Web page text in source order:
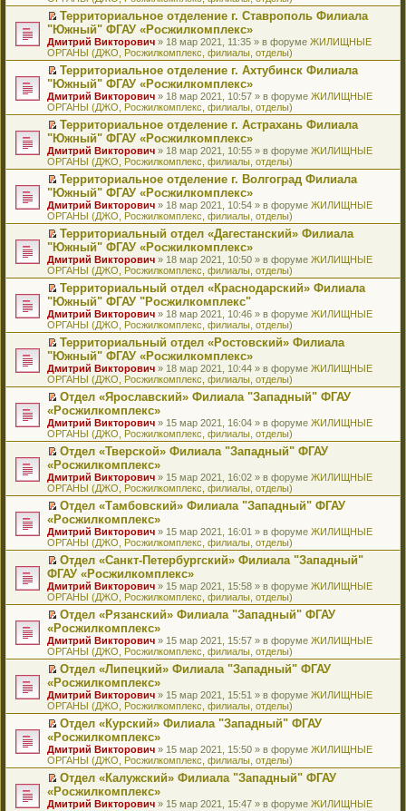
щ
е
н
и
ю
у
с
о
о
б
щ
е
н
и
ю
а
н
н
о
м
у
с
о
о
б
щ
е
н
и
ю
р
о
ч
и
т
а
н
н
о
м
у
с
о
о
б
щ
е
н
и
ю
м
у
н
е
п
р
о
ч
и
т
а
н
н
о
м
у
с
о
о
б
щ
е
н
и
ю
п
е
р
в
о
м
у
н
е
п
р
о
ч
и
т
а
н
н
о
м
у
с
о
о
б
щ
е
н
и
ю
е
й
т
и
к
п
е
р
в
о
м
у
н
е
п
р
о
ч
и
т
а
н
н
о
м
у
с
о
о
б
щ
е
н
и
ю
П
е
р
е
й
т
и
к
п
е
р
в
о
м
у
н
е
п
р
о
ч
и
т
а
н
н
о
м
у
с
о
о
б
щ
е
н
ю
Территориальное отделение г. Ставрополь Филиала
"Южный" ФГАУ «Росжилкомплекс»
Дмитрий Викторович » 18 мар 2021, 11:35 » в форуме ЖИЛИЩНЫЕ
ОРГАНЫ (ДЖО, Росжилкомплекс, филиалы, отделы)
П
е
р
е
й
т
и
к
п
е
р
в
о
м
у
н
е
п
р
о
ч
и
т
а
н
н
о
м
у
с
о
б
щ
е
н
ю
Территориальное отделение г. Ахтубинск Филиала
"Южный" ФГАУ «Росжилкомплекс»
Дмитрий Викторович » 18 мар 2021, 10:57 » в форуме ЖИЛИЩНЫЕ
ОРГАНЫ (ДЖО, Росжилкомплекс, филиалы, отделы)
П
е
р
е
й
т
и
к
п
е
р
в
о
м
у
н
е
п
р
о
ч
и
т
а
н
н
м
у
с
о
б
щ
е
н
ю
Территориальное отделение г. Астрахань Филиала
"Южный" ФГАУ «Росжилкомплекс»
Дмитрий Викторович » 18 мар 2021, 10:55 » в форуме ЖИЛИЩНЫЕ
ОРГАНЫ (ДЖО, Росжилкомплекс, филиалы, отделы)
П
е
р
е
й
т
и
к
п
е
р
в
о
м
у
н
е
п
р
о
ч
т
а
н
н
м
у
с
о
б
щ
е
н
и
ю
Территориальное отделение г. Волгоград Филиала
"Южный" ФГАУ «Росжилкомплекс»
Дмитрий Викторович » 18 мар 2021, 10:54 » в форуме ЖИЛИЩНЫЕ
ОРГАНЫ (ДЖО, Росжилкомплекс, филиалы, отделы)
П
е
р
е
й
т
и
к
п
е
р
в
о
м
у
н
п
р
о
ч
т
а
н
н
м
у
с
о
о
б
щ
е
н
ю
Территориальный отдел «Дагестанский» Филиала
"Южный" ФГАУ «Росжилкомплекс»
Дмитрий Викторович » 18 мар 2021, 10:50 » в форуме ЖИЛИЩНЫЕ
ОРГАНЫ (ДЖО, Росжилкомплекс, филиалы, отделы)
П
е
р
е
й
т
и
к
п
е
р
о
м
у
н
п
р
о
ч
т
а
н
н
о
м
у
с
о
б
щ
е
н
ю
Территориальный отдел «Краснодарский» Филиала
"Южный" ФГАУ "Росжилкомплекс"
Дмитрий Викторович » 18 мар 2021, 10:46 » в форуме ЖИЛИЩНЫЕ
ОРГАНЫ (ДЖО, Росжилкомплекс, филиалы, отделы)
П
е
р
е
й
т
к
п
е
р
о
м
у
н
п
р
о
ч
и
т
а
н
н
м
у
с
о
б
щ
е
н
ю
Территориальный отдел «Ростовский» Филиала
"Южный" ФГАУ «Росжилкомплекс»
Дмитрий Викторович » 18 мар 2021, 10:44 » в форуме ЖИЛИЩНЫЕ
ОРГАНЫ (ДЖО, Росжилкомплекс, филиалы, отделы)
П
р
е
й
т
к
п
е
р
о
м
у
н
е
п
р
о
ч
т
а
н
н
м
у
с
о
б
щ
е
н
ю
Отдел «Ярославский» Филиала "Западный" ФГАУ
«Росжилкомплекс»
Дмитрий Викторович » 15 мар 2021, 16:04 » в форуме ЖИЛИЩНЫЕ
ОРГАНЫ (ДЖО, Росжилкомплекс, филиалы, отделы)
П
р
е
й
т
к
п
е
р
в
о
м
у
н
п
р
о
ч
т
а
н
н
м
у
с
о
б
Отдел «Тверской» Филиала "Западный" ФГАУ
«Росжилкомплекс»
Дмитрий Викторович » 15 мар 2021, 16:02 » в форуме ЖИЛИЩНЫЕ
ОРГАНЫ (ДЖО, Росжилкомплекс, филиалы, отделы)
П
р
е
й
т
и
к
п
е
р
о
м
у
н
п
р
о
ч
т
а
н
н
м
Отдел «Тамбовский» Филиала "Западный" ФГАУ
«Росжилкомплекс»
Дмитрий Викторович » 15 мар 2021, 16:01 » в форуме ЖИЛИЩНЫЕ
ОРГАНЫ (ДЖО, Росжилкомплекс, филиалы, отделы)
П
е
р
е
й
т
к
п
е
р
о
м
у
н
п
р
о
ч
т
Отдел «Санкт-Петербургский» Филиала "Западный"
ФГАУ «Росжилкомплекс»
Дмитрий Викторович » 15 мар 2021, 15:58 » в форуме ЖИЛИЩНЫЕ
ОРГАНЫ (ДЖО, Росжилкомплекс, филиалы, отделы)
П
р
е
й
т
к
п
е
р
о
м
у
н
п
Отдел «Рязанский» Филиала "Западный" ФГАУ
«Росжилкомплекс»
Дмитрий Викторович » 15 мар 2021, 15:57 » в форуме ЖИЛИЩНЫЕ
ОРГАНЫ (ДЖО, Росжилкомплекс, филиалы, отделы)
П
р
е
й
т
к
п
е
р
о
Отдел «Липецкий» Филиала "Западный" ФГАУ
«Росжилкомплекс»
Дмитрий Викторович » 15 мар 2021, 15:51 » в форуме ЖИЛИЩНЫЕ
ОРГАНЫ (ДЖО, Росжилкомплекс, филиалы, отделы)
П
р
е
й
т
к
Отдел «Курский» Филиала "Западный" ФГАУ
«Росжилкомплекс»
Дмитрий Викторович » 15 мар 2021, 15:50 » в форуме ЖИЛИЩНЫЕ
ОРГАНЫ (ДЖО, Росжилкомплекс, филиалы, отделы)
П
р
Отдел «Калужский» Филиала "Западный" ФГАУ
«Росжилкомплекс»
Дмитрий Викторович » 15 мар 2021, 15:47 » в форуме ЖИЛИЩНЫЕ